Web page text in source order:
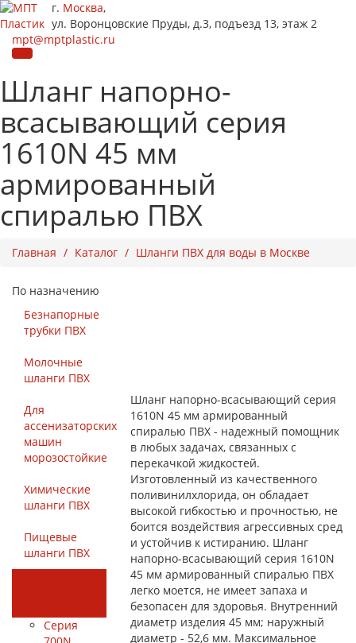
г. Москва,
ул. Воронцовские Пруды, д.3, подъезд 13, этаж 2
mpt@mptplastic.ru
Шланг напорно-
всасывающий серия
1610N 45 мм
армированный
спиралью ПВХ
Главная Каталог Шланги ПВХ для воды в Москве
По назначению
Безнапорные
трубки ПВХ
Молочные
шланги ПВХ
Для
ассенизаторских
машин
морозостойкие
Химические
шланги ПВХ
Пищевые
шланги ПВХ
Серия
Шланг напорно-всасывающий серия
1610N 45 мм армированный
спиралью ПВХ - надежный помощник
в любых задачах, связанных с
перекачкой жидкостей.
Изготовленный из качественного
поливинилхлорида, он обладает
высокой гибкостью и прочностью, не
боится воздействия агрессивных сред
и устойчив к истиранию. Шланг
напорно-всасывающий серия 1610N
45 мм армированный спиралью ПВХ
легко моется, не имеет запаха и
безопасен для здоровья. Внутренний
диаметр изделия 45 мм; наружный
диаметр - 52,6 мм. Максимальное